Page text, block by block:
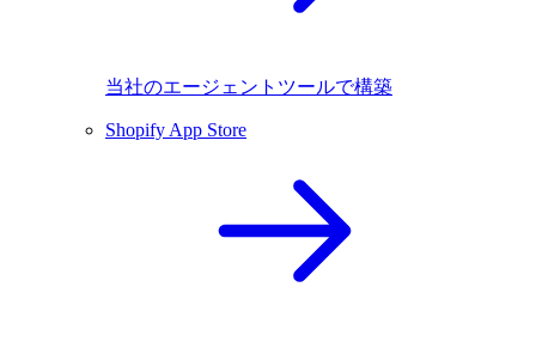
当社のエージェントツールで構築
Shopify App Store